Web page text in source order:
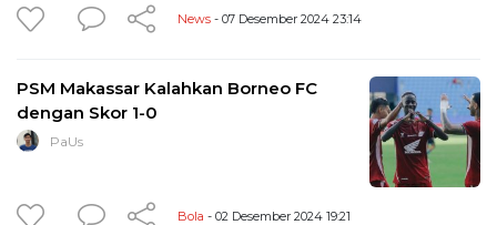
News - 07 Desember 2024 23:14
PSM Makassar Kalahkan Borneo FC
dengan Skor 1-0
PaUs
Bola - 02 Desember 2024 19:21